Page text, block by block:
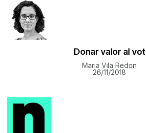
Donar valor al vot
Maria Vila Redon
26/11/2018